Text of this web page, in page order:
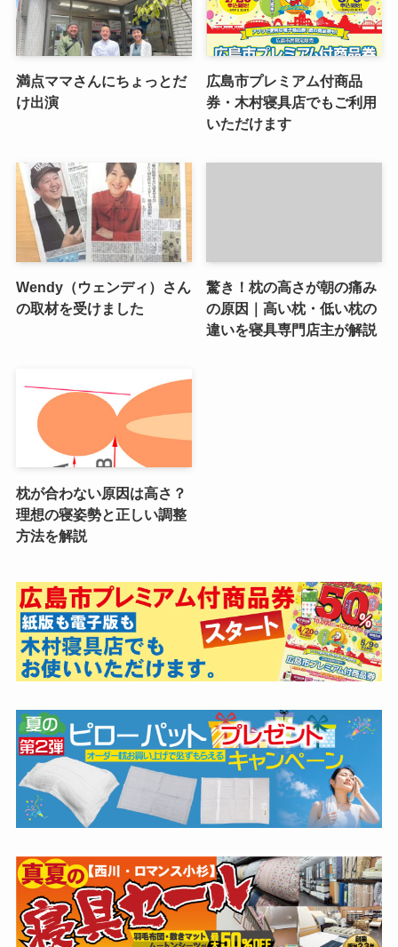
満点ママさんにちょっとだ
け出演
広島市プレミアム付商品
券・木村寝具店でもご利用
いただけます
Wendy（ウェンディ）さん
の取材を受けました
驚き！枕の高さが朝の痛み
の原因｜高い枕・低い枕の
違いを寝具専門店主が解説
枕が合わない原因は高さ？
理想の寝姿勢と正しい調整
方法を解説